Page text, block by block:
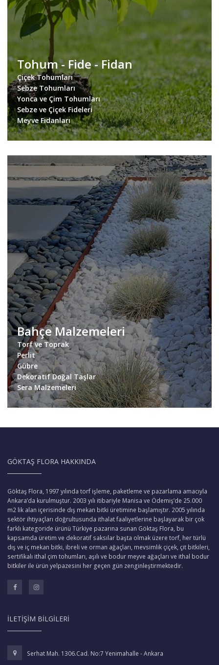
Tohum - Fide - Fidan
Çiçek Tohumları
Sebze Tohumları
Yonca ve Çim Tohumları
Sebze ve Çiçek Fideleri
Meyve Fidanları
Bahçe Malzemeleri
Torf ve Toprak
Perlit
Gübre
Dekoratif Doğal Taşlar
Sera Malzemeleri
GÖKTAŞ FLORA HAKKINDA
Göktaş Flora, 1997 yılında torf işleme, paketleme ve pazarlama amacıyla
Ankara’da kurulmuştur. 2003 yılı itibariyle Manisa ve Ödemiş’de 25.000
m2 lik alan içerisinde dış mekan bitki üretimine başlamıştır. 2005 yılında
sektör ihtiyaçları doğrultusunda ithalat faaliyetlerine başlayarak bir çok
farklı kategoride ürünü Türkiye pazarına sunan Göktaş Flora, bu
kapsamda üretim ve dekoratif saksılar başta olmak üzere torf, her türlü
dış ve iç mekan bitki, ibreli ve orman ağaçları, mevsimlik çiçek, çit bitkileri,
sertifikalı ithal çim tohumları, aşılı ve bodur meyve ağaçları ve ithal bodur
bitkiler ile ürün yelpazesini her geçen gün zenginleştirmektedir.
İLETIŞIM BILGILERI
Serhat Mah. 1306.Cad. No:7 Yenimahalle - Ankara